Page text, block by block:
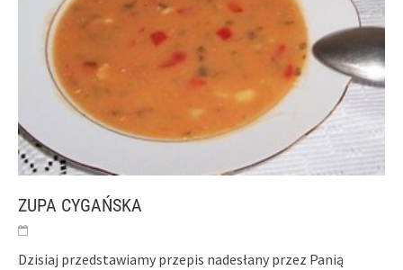
ZUPA CYGAŃSKA
Dzisiaj przedstawiamy przepis nadesłany przez Panią